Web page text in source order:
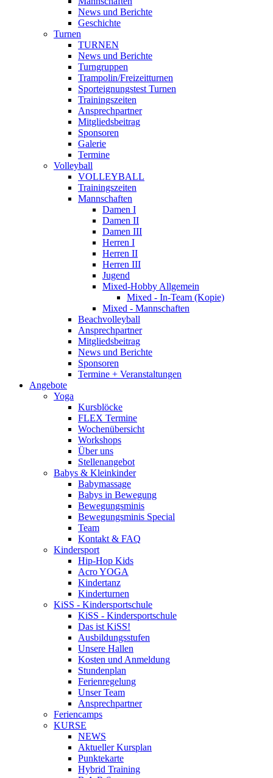
News und Berichte
Geschichte
Turnen
TURNEN
News und Berichte
Turngruppen
Trampolin/Freizeitturnen
Sporteignungstest Turnen
Trainingszeiten
Ansprechpartner
Mitgliedsbeitrag
Sponsoren
Galerie
Termine
Volleyball
VOLLEYBALL
Trainingszeiten
Mannschaften
Damen I
Damen II
Damen III
Herren I
Herren II
Herren III
Jugend
Mixed-Hobby Allgemein
Mixed - In-Team (Kopie)
Mixed - Mannschaften
Beachvolleyball
Ansprechpartner
Mitgliedsbeitrag
News und Berichte
Sponsoren
Termine + Veranstaltungen
Angebote
Yoga
Kursblöcke
FLEX Termine
Wochenübersicht
Workshops
Über uns
Stellenangebot
Babys & Kleinkinder
Babymassage
Babys in Bewegung
Bewegungsminis
Bewegungsminis Special
Team
Kontakt & FAQ
Kindersport
Hip-Hop Kids
Acro YOGA
Kindertanz
Kinderturnen
KiSS - Kindersportschule
KiSS - Kindersportschule
Das ist KiSS!
Ausbildungsstufen
Unsere Hallen
Kosten und Anmeldung
Stundenplan
Ferienregelung
Unser Team
Ansprechpartner
Feriencamps
KURSE
NEWS
Aktueller Kursplan
Punktekarte
Hybrid Training